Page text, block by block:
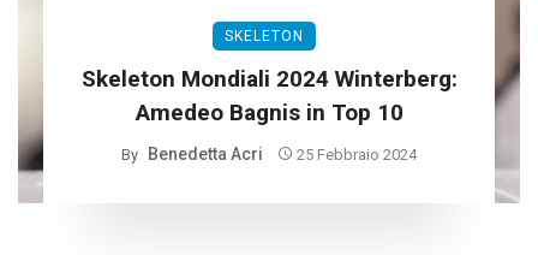
SKELETON
Skeleton Mondiali 2024 Winterberg:
Amedeo Bagnis in Top 10
By Benedetta Acri 25 Febbraio 2024